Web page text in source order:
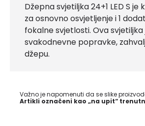
Džepna svjetiljka 24+1 LED S
za osnovno osvjetljenje i 1
fokalne svjetlosti. Ova
svakodnevne popravke,
džepu.
Važno je napomenuti da se slike
Artikli označeni kao „na upit“